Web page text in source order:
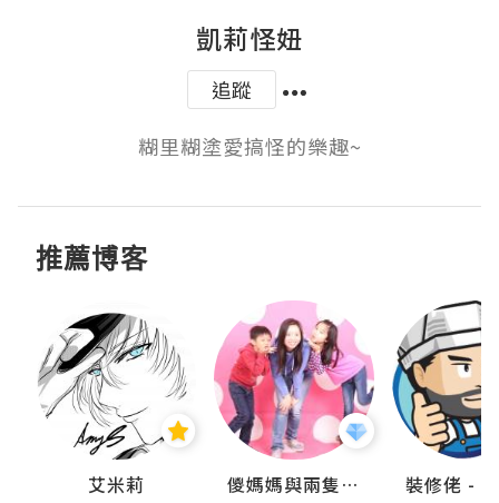
凱莉怪妞
追蹤
糊里糊塗愛搞怪的樂趣~
推薦博客
艾米莉 儍媽媽與兩隻小魔怪之家